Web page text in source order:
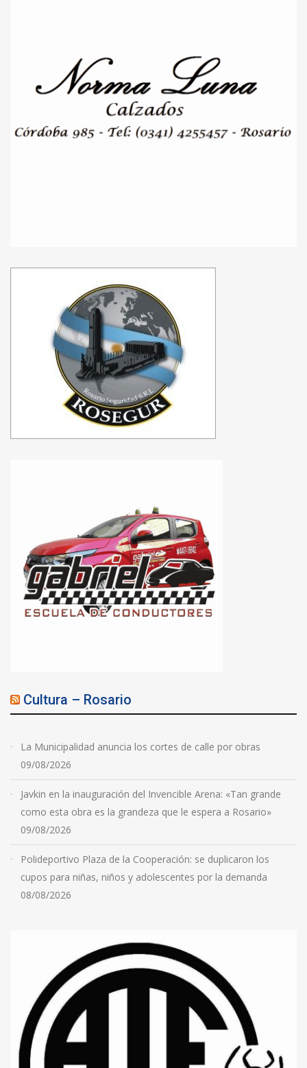
Cultura – Rosario
La Municipalidad anuncia los cortes de calle por obras
09/08/2026
Javkin en la inauguración del Invencible Arena: «Tan grande
como esta obra es la grandeza que le espera a Rosario»
09/08/2026
Polideportivo Plaza de la Cooperación: se duplicaron los
cupos para niñas, niños y adolescentes por la demanda
08/08/2026